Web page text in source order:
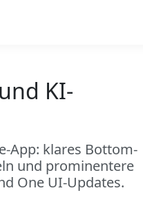
KI-
App: klares Bottom-
und prominentere
One UI-Updates.